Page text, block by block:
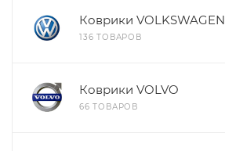
Коврики VOLKSWAGEN
136 ТОВАРОВ
Коврики VOLVO
66 ТОВАРОВ